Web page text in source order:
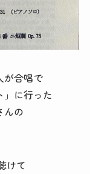
が合唱で
に行った
んの
けて